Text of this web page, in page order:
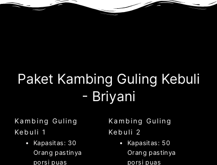
Paket Kambing Guling Kebuli
- Briyani
Kambing Guling
Kebuli 1
Kapasitas: 30
Orang pastinya
porsi puas
Kambing Guling
Kebuli 2
Kapasitas: 50
Orang pastinya
porsi puas